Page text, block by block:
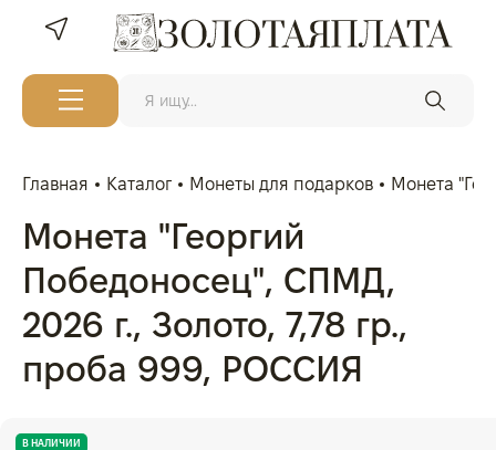
Главная Каталог Монеты для подарков Монета
Монета "Георгий
Победоносец", СПМД,
2026 г., Золото, 7,78 гр.,
проба 999, РОССИЯ
В НАЛИЧИИ